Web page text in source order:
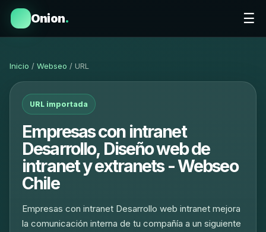
Onion. ☰
Inicio / Webseo / URL
URL importada
Empresas con intranet
Desarrollo, Diseño web de
intranet y extranets - Webseo
Chile
Empresas con intranet Desarrollo web intranet mejora
la comunicación interna de tu compañía a un siguiente